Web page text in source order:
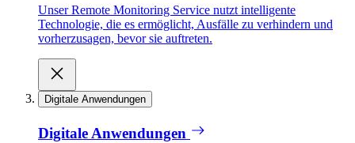
Unser Remote Monitoring Service nutzt intelligente
Technologie, die es ermöglicht, Ausfälle zu verhindern und
vorherzusagen, bevor sie auftreten.
Digitale Anwendungen
Digitale Anwendungen